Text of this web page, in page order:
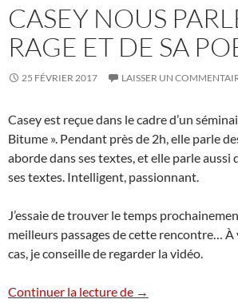
CASEY NOUS
RAGE ET DE SA
25 FÉVRIER 2017 LAISSER UN
Casey est reçue dans le cadre d’un
Bitume ». Pendant près de 2h, elle parle
aborde dans ses textes, et elle parle aussi
ses textes. Intelligent, passionnant.
J’essaie de trouver le temps
meilleurs passages de cette rencontre… À
cas, je conseille de regarder la vidéo.
Continuer la lecture de Casey nous parle
→